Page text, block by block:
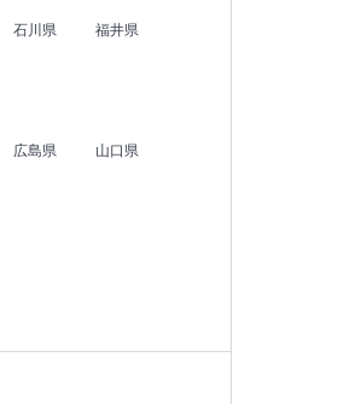
石川県 福井県
広島県 山口県